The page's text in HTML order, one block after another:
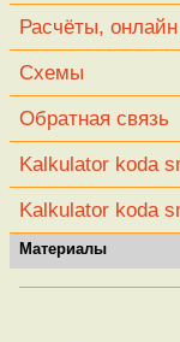
Расчёты,
Схемы
Обратная связь
Kalkulator koda
Kalkulator koda
Материалы